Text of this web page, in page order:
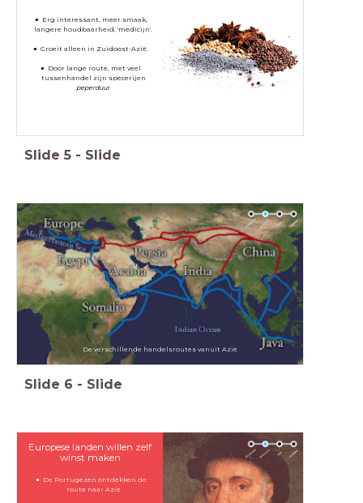
Erg interessant, meer smaak,
langere houdbaarheid, 'medicijn'.
Groeit alleen in Zuidoost-Azië.
Door lange route, met veel
tussenhandel zijn specerijen
peperduur.
Slide 5 - Slide
De verschillende handelsroutes vanuit Azië
Slide 6 - Slide
Europese landen willen zelf
winst maken
De Portugezen ontdekken de
route naar Azië